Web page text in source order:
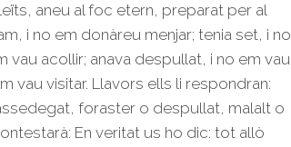
aneu al foc etern, preparat per al
i no em donàreu menjar; tenia set, i no
vau acollir; anava despullat, i no em vau
vau visitar. Llavors ells li respondran:
foraster o despullat, malalt o
En veritat us ho dic: tot allò